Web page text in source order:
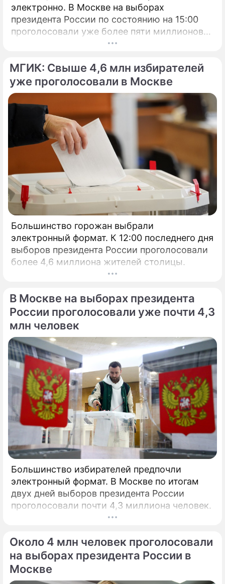
электронно. В Москве на выборах
президента России по состоянию на 15:00
проголосовали уже более пяти миллионов
МГИК: Свыше 4,6 млн избирателей
уже проголосовали в Москве
Большинство горожан выбрали
электронный формат. К 12:00 последнего дня
выборов президента России проголосовали
более 4,6 миллиона жителей столицы.
В Москве на выборах президента
России проголосовали уже почти 4,3
млн человек
Большинство избирателей предпочли
электронный формат. В Москве по итогам
двух дней выборов президента России
проголосовали почти 4,3 миллиона человек.
Около 4 млн человек проголосовали
на выборах президента России в
Москве